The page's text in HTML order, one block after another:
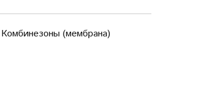
Комбинезоны (мембрана)